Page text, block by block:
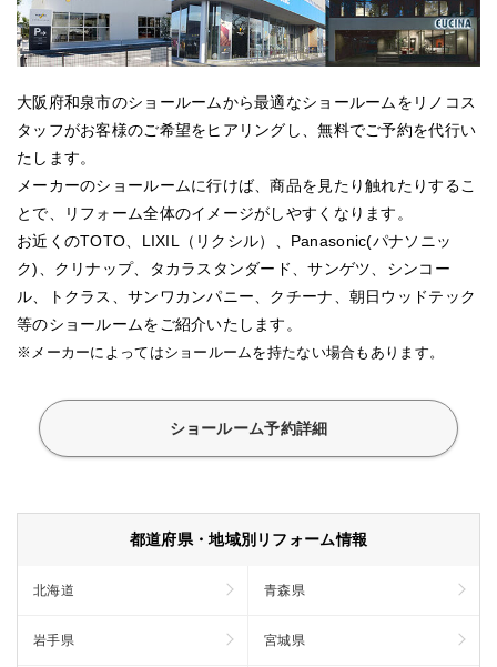
大阪府和泉市のショールームから最適なショールームをリノコス
タッフがお客様のご希望をヒアリングし、無料でご予約を代行い
たします。
メーカーのショールームに行けば、商品を見たり触れたりするこ
とで、リフォーム全体のイメージがしやすくなります。
お近くのTOTO、LIXIL（リクシル）、Panasonic(パナソニッ
ク)、クリナップ、タカラスタンダード、サンゲツ、シンコー
ル、トクラス、サンワカンパニー、クチーナ、朝日ウッドテック
等のショールームをご紹介いたします。
※メーカーによってはショールームを持たない場合もあります。
ショールーム予約詳細
都道府県・地域別リフォーム情報
北海道 青森県
岩手県 宮城県